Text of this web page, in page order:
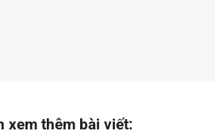
xem thêm bài viết: